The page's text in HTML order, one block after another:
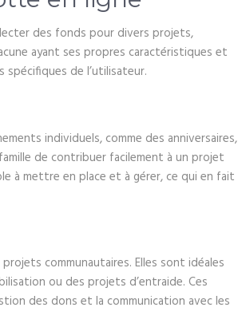
des fonds pour divers projets,
ayant ses propres caractéristiques et
de l’utilisateur.
individuels, comme des anniversaires,
de contribuer facilement à un projet
à mettre en place et à gérer, ce qui en fait
communautaires. Elles sont idéales
ou des projets d’entraide. Ces
des dons et la communication avec les